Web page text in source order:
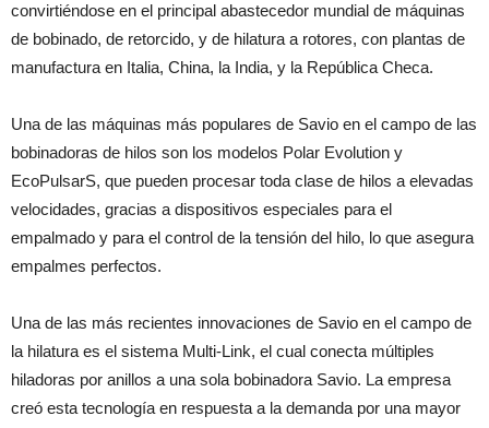
convirtiéndose en el principal abastecedor mundial de máquinas
de bobinado, de retorcido, y de hilatura a rotores, con plantas de
manufactura en Italia, China, la India, y la República Checa.
Una de las máquinas más populares de Savio en el campo de las
bobinadoras de hilos son los modelos Polar Evolution y
EcoPulsarS, que pueden procesar toda clase de hilos a elevadas
velocidades, gracias a dispositivos especiales para el
empalmado y para el control de la tensión del hilo, lo que asegura
empalmes perfectos.
Una de las más recientes innovaciones de Savio en el campo de
la hilatura es el sistema Multi-Link, el cual conecta múltiples
hiladoras por anillos a una sola bobinadora Savio. La empresa
creó esta tecnología en respuesta a la demanda por una mayor